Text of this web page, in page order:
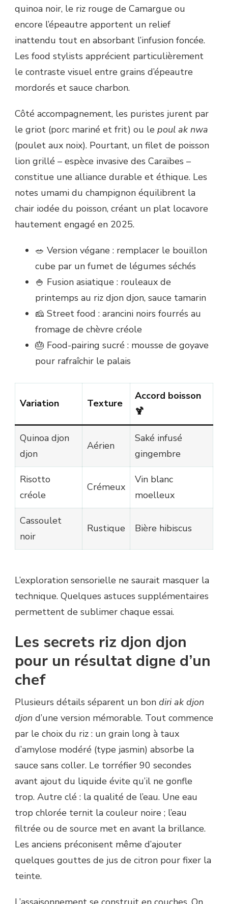
quinoa noir, le riz rouge de Camargue ou
encore l’épeautre apportent un relief
inattendu tout en absorbant l’infusion foncée.
Les food stylists apprécient particulièrement
le contraste visuel entre grains d’épeautre
mordorés et sauce charbon.
Côté accompagnement, les puristes jurent par
le griot (porc mariné et frit) ou le poul ak nwa
(poulet aux noix). Pourtant, un filet de poisson
lion grillé – espèce invasive des Caraïbes –
constitue une alliance durable et éthique. Les
notes umami du champignon équilibrent la
chair iodée du poisson, créant un plat locavore
hautement engagé en 2025.
🥗 Version végane : remplacer le bouillon
cube par un fumet de légumes séchés
🍚 Fusion asiatique : rouleaux de
printemps au riz djon djon, sauce tamarin
🧀 Street food : arancini noirs fourrés au
fromage de chèvre créole
🎂 Food-pairing sucré : mousse de goyave
pour rafraîchir le palais
Variation Texture
Accord boisson
🍹
Quinoa djon
djon
Aérien
Saké infusé
gingembre
Risotto
créole
Crémeux
Vin blanc
moelleux
Cassoulet
noir
Rustique Bière hibiscus
L’exploration sensorielle ne saurait masquer la
technique. Quelques astuces supplémentaires
permettent de sublimer chaque essai.
Les secrets riz djon djon
pour un résultat digne d’un
chef
Plusieurs détails séparent un bon diri ak djon
djon d’une version mémorable. Tout commence
par le choix du riz : un grain long à taux
d’amylose modéré (type jasmin) absorbe la
sauce sans coller. Le torréfier 90 secondes
avant ajout du liquide évite qu’il ne gonfle
trop. Autre clé : la qualité de l’eau. Une eau
trop chlorée ternit la couleur noire ; l’eau
filtrée ou de source met en avant la brillance.
Les anciens préconisent même d’ajouter
quelques gouttes de jus de citron pour fixer la
teinte.